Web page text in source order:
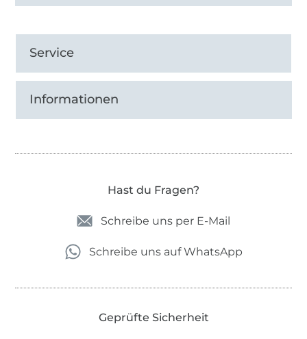
Service
Informationen
Hast du Fragen?
Schreibe uns per E-Mail
Schreibe uns auf WhatsApp
Geprüfte Sicherheit